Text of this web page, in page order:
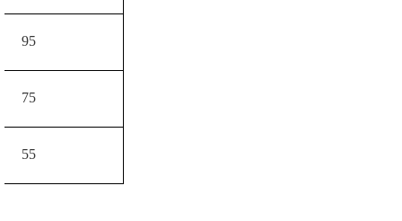
95
75
55